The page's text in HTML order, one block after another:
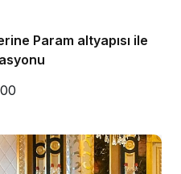
Param altyapısı ile